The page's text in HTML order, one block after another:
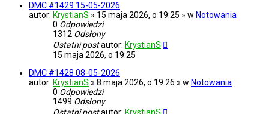
DMC #1429 15-05-2026
autor: KrystianS » 15 maja 2026, o 19:25 » w Notowania
0 Odpowiedzi
1312 Odsłony
Ostatni postautor: KrystianS
15 maja 2026, o 19:25
DMC #1428 08-05-2026
autor: KrystianS » 8 maja 2026, o 19:26 » w Notowania
0 Odpowiedzi
1499 Odsłony